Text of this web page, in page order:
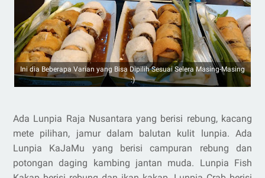
Ini dia Beberapa Varian yang Bisa Dipilih Sesuai Selera Masing-Masing
:)
Ada Lunpia Raja Nusantara yang berisi rebung, kacang
mete pilihan, jamur dalam balutan kulit lunpia. Ada
Lunpia KaJaMu yang berisi campuran rebung dan
potongan daging kambing jantan muda. Lunpia Fish